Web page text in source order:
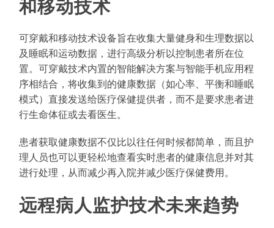
和移动技术
可穿戴和移动技术设备旨在收集大量健身和生理数据以
及睡眠和运动数据，进行高级分析以控制患者所在位
置。可穿戴技术内置的智能解决方案与智能手机应用程
序相结合，将收集到的健康数据（如心率、平衡和睡眠
模式）直接发送给医疗保健提供者，而不是要求患者进
行生命体征或去看医生。
患者获取健康数据不仅比以往任何时候都简单，而且护
理人员也可以更轻松地查看实时患者的健康信息并对其
进行处理，从而减少再入院并减少医疗保健费用。
远程病人监护技术未来趋势